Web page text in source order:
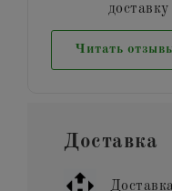
Читать
Доставка